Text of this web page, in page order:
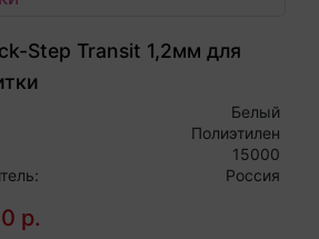
Step Transit 1,2мм для
Белый
Полиэтилен
15000
Россия
р.